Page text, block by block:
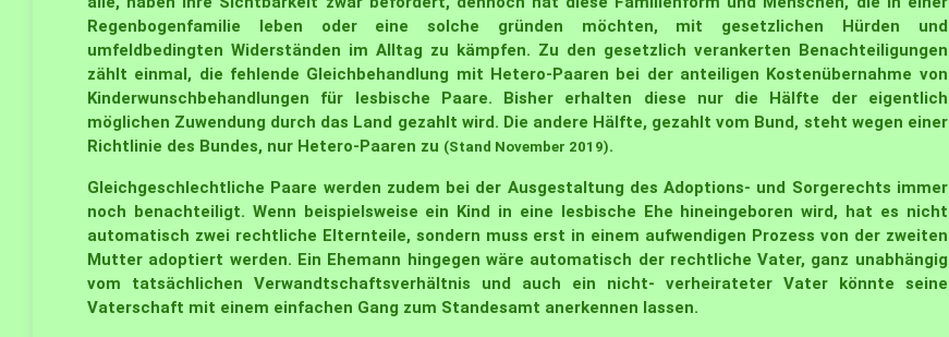
Regenbogenfamilie leben oder eine solche gründen möchten, mit gesetzlichen Hürden und
umfeldbedingten Widerständen im Alltag zu kämpfen. Zu den gesetzlich verankerten Benachteiligungen
zählt einmal, die fehlende Gleichbehandlung mit Hetero-Paaren bei der anteiligen Kostenübernahme von
Kinderwunschbehandlungen für lesbische Paare. Bisher erhalten diese nur die Hälfte der eigentlich
möglichen Zuwendung durch das Land gezahlt wird. Die andere Hälfte, gezahlt vom Bund, steht wegen einer
Richtlinie des Bundes, nur Hetero-Paaren zu (Stand November 2019).
Gleichgeschlechtliche Paare werden zudem bei der Ausgestaltung des Adoptions- und Sorgerechts immer
noch benachteiligt. Wenn beispielsweise ein Kind in eine lesbische Ehe hineingeboren wird, hat es nicht
automatisch zwei rechtliche Elternteile, sondern muss erst in einem aufwendigen Prozess von der zweiten
Mutter adoptiert werden. Ein Ehemann hingegen wäre automatisch der rechtliche Vater, ganz unabhängig
vom tatsächlichen Verwandtschaftsverhältnis und auch ein nicht- verheirateter Vater könnte seine
Vaterschaft mit einem einfachen Gang zum Standesamt anerkennen lassen.